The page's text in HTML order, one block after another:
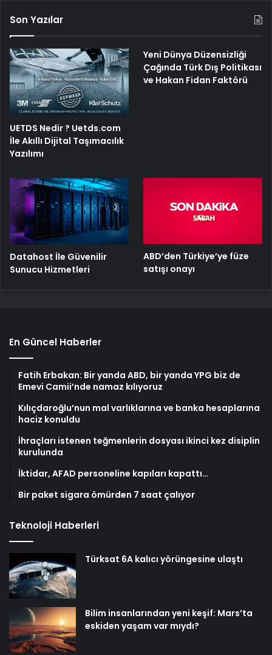
Son Yazılar
UETDS Nedir ? Uetds.com
İle Akıllı Dijital Taşımacılık
Yazılımı
Yeni Dünya Düzensizliği
Çağında Türk Dış Politikası
ve Hakan Fidan Faktörü
Datahost İle Güvenilir
Sunucu Hizmetleri
ABD’den Türkiye’ye füze
satışı onayı
En Güncel Haberler
Fatih Erbakan: Bir yanda ABD, bir yanda YPG biz de
Emevi Camii’nde namaz kılıyoruz
Kılıçdaroğlu’nun mal varlıklarına ve banka hesaplarına
haciz konuldu
İhraçları istenen teğmenlerin dosyası ikinci kez disiplin
kurulunda
İktidar, AFAD personeline kapıları kapattı…
Bir paket sigara ömürden 7 saat çalıyor
Teknoloji Haberleri
Türksat 6A kalıcı yörüngesine ulaştı
Bilim insanlarından yeni keşif: Mars’ta
eskiden yaşam var mıydı?